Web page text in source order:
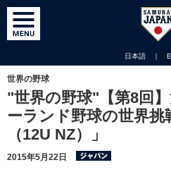
日本語 ｜
世界の野球
"世界の野球"【第8回
ーランド野球の世界
（12U NZ）」
2015年5月22日